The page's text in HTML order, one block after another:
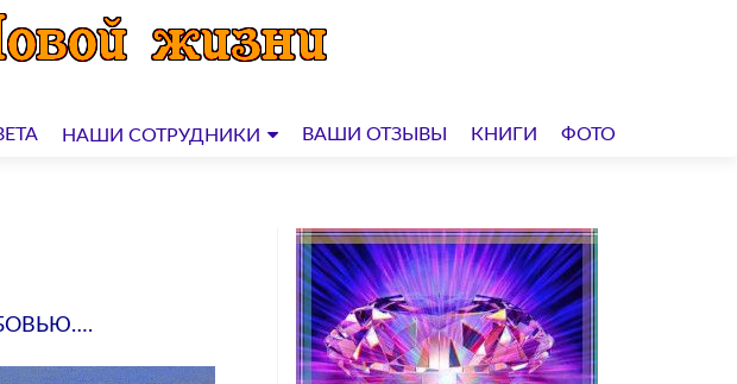
НАШИ СОТРУДНИКИ ВАШИ ОТЗЫВЫ КНИГИ ФОТО